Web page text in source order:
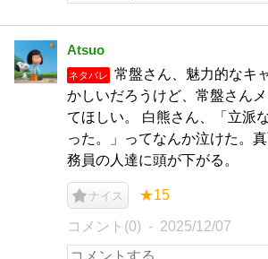
Atsuo
ネタバレ
常盤さん、魅力的なキ
かしいだろうけど、常盤さん
てほしい。 白熊さん、「立派
った。」ってなんか泣けた。
務員の人達に頭が下がる。
ナイス ★15
コメント(0) 2025/12/07